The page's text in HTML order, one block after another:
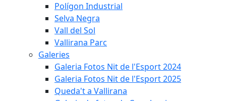
Polígon Industrial
Selva Negra
Vall del Sol
Vallirana Parc
Galeries
Galeria Fotos Nit de l'Esport 2024
Galeria Fotos Nit de l'Esport 2025
Queda't a Vallirana